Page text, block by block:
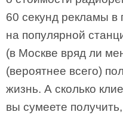
60 секунд рекламы в
на популярной
(в Москве вряд ли
(вероятнее всего)
жизнь. А сколько
вы сумеете